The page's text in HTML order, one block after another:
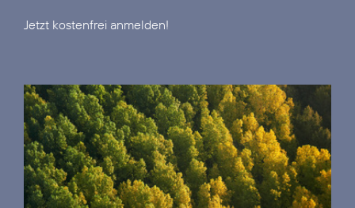
Jetzt kostenfrei anmelden!